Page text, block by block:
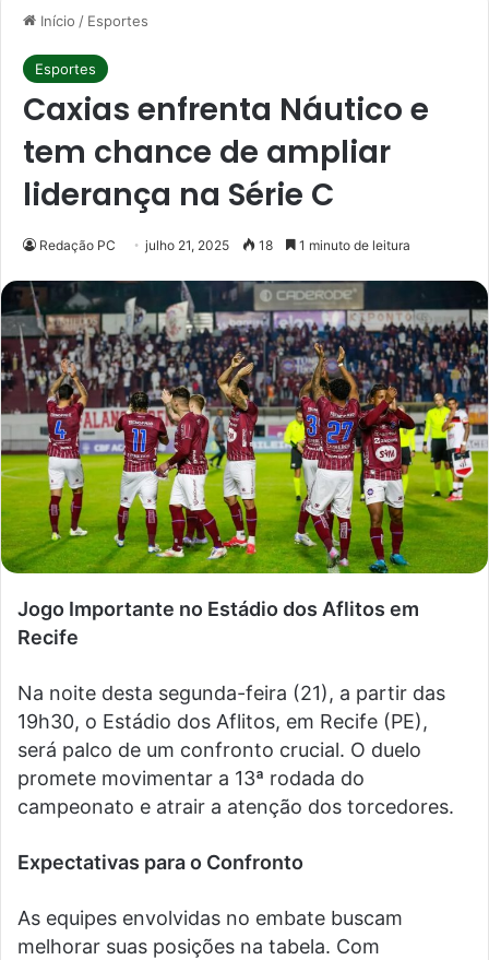
Início / Esportes
Esportes
Caxias enfrenta Náutico e
tem chance de ampliar
liderança na Série C
Redação PC julho 21, 2025 18 1 minuto de leitura
Jogo Importante no Estádio dos Aflitos em
Recife
Na noite desta segunda-feira (21), a partir das
19h30, o Estádio dos Aflitos, em Recife (PE),
será palco de um confronto crucial. O duelo
promete movimentar a 13ª rodada do
campeonato e atrair a atenção dos torcedores.
Expectativas para o Confronto
As equipes envolvidas no embate buscam
melhorar suas posições na tabela. Com